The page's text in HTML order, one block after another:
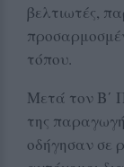
βελτιωτές,
τόπου.
Μετά τον Β΄
της
οδήγησαν σε